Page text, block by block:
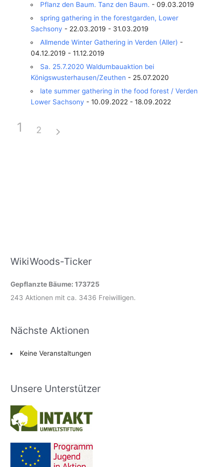
Pflanz den Baum. Tanz den Baum. - 09.03.2019
spring gathering in the forestgarden, Lower
Sachsony - 22.03.2019 - 31.03.2019
Allmende Winter Gathering in Verden (Aller) -
04.12.2019 - 11.12.2019
Sa. 25.7.2020 Waldumbauaktion bei
Königswusterhausen/Zeuthen - 25.07.2020
late summer gathering in the food forest / Verden
Lower Sachsony - 10.09.2022 - 18.09.2022
1 2
WikiWoods-Ticker
Gepflanzte Bäume: 173725
243 Aktionen mit ca. 3436 Freiwilligen.
Nächste Aktionen
Keine Veranstaltungen
Unsere Unterstützer